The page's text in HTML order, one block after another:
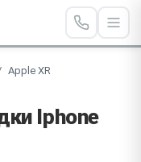
Apple XR
Iphone